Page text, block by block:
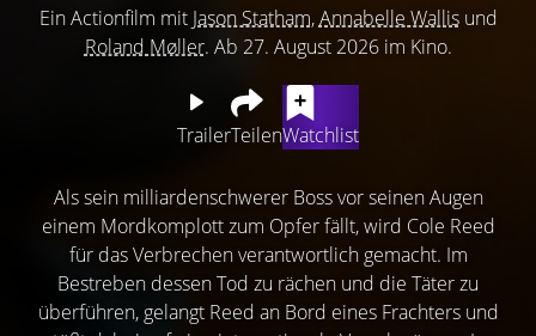
Ein Actionfilm mit Jason Statham,Annabelle Wallisund
Roland Møller. Ab 27. August 2026 im Kino.
TrailerTeilenWatchlist
Als sein milliardenschwerer Boss vor seinen Augen
einem Mordkomplott zum Opfer fällt, wird Cole Reed
für das Verbrechen verantwortlich gemacht. Im
Bestreben dessen Tod zu rächen und die Täter zu
überführen, gelangt Reed an Bord eines Frachters und